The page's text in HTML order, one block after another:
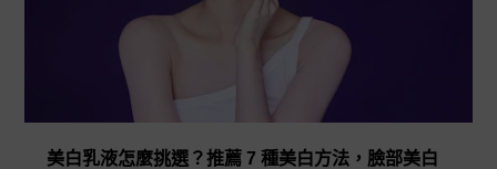
美白乳液怎麼挑選？推薦 7 種美白方法，臉部美白